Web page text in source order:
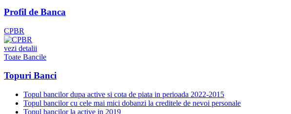
Profil de Banca
CPBR
vezi detalii
Toate Bancile
Topuri Banci
Topul bancilor dupa active si cota de piata in perioada 2022-2015
Topul bancilor cu cele mai mici dobanzi la creditele de nevoi personale
Topul bancilor la active in 2019